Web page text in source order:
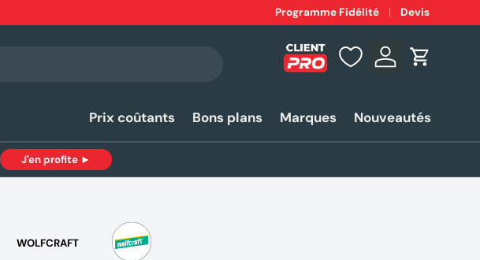
Expéditionrapide 24-48h*
Programme Fidélité Devis
Se connecter
Panier
Prix coûtants Bons plans Marques Nouveautés
J'en profite ►
WOLFCRAFT